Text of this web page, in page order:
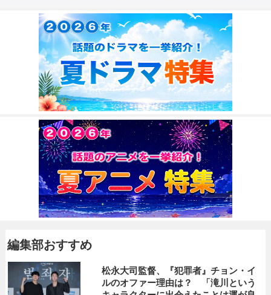
編集部おすすめ
松永大司監督、『犯罪者』チョン・イ
ルのオファー理由は？ 「滝川という